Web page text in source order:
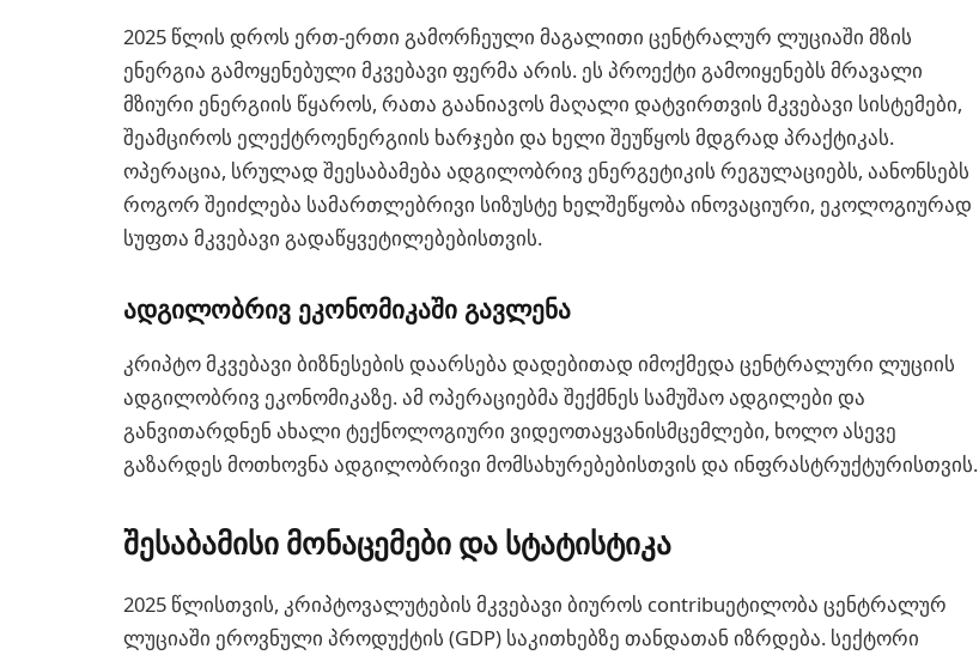
2025 წლის დროს ერთ-ერთი გამორჩეული მაგალითი ცენტრალურ ლუციაში მზის
ენერგია გამოყენებული მკვებავი ფერმა არის. ეს პროექტი გამოიყენებს მრავალი
მზიური ენერგიის წყაროს, რათა გაანიავოს მაღალი დატვირთვის მკვებავი სისტემები,
შეამციროს ელექტროენერგიის ხარჯები და ხელი შეუწყოს მდგრად პრაქტიკას.
ოპერაცია, სრულად შეესაბამება ადგილობრივ ენერგეტიკის რეგულაციებს, აანონსებს
როგორ შეიძლება სამართლებრივი სიზუსტე ხელშეწყობა ინოვაციური, ეკოლოგიურად
სუფთა მკვებავი გადაწყვეტილებებისთვის.
ადგილობრივ ეკონომიკაში გავლენა
კრიპტო მკვებავი ბიზნესების დაარსება დადებითად იმოქმედა ცენტრალური ლუციის
ადგილობრივ ეკონომიკაზე. ამ ოპერაციებმა შექმნეს სამუშაო ადგილები და
განვითარდნენ ახალი ტექნოლოგიური ვიდეოთაყვანისმცემლები, ხოლო ასევე
გაზარდეს მოთხოვნა ადგილობრივი მომსახურებებისთვის და ინფრასტრუქტურისთვის.
შესაბამისი მონაცემები და სტატისტიკა
2025 წლისთვის, კრიპტოვალუტების მკვებავი ბიუროს contribuეტილობა ცენტრალურ
ლუციაში ეროვნული პროდუქტის (GDP) საკითხებზე თანდათან იზრდება. სექტორი